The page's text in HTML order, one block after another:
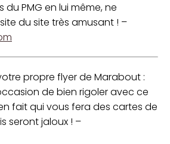
du PMG en lui même, ne
du site très amusant ! –
propre flyer de Marabout :
de bien rigoler avec ce
fait qui vous fera des cartes de
seront jaloux ! –